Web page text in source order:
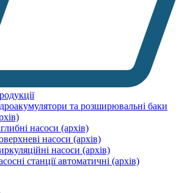
та розширювальні баки
насоси (архів)
насоси (архів)
насоси (архів)
станції автоматичні (архів)